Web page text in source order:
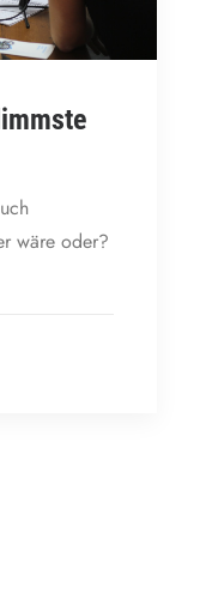
wäre oder?